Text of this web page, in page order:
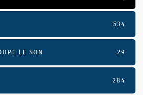
534
LE SON 29
284